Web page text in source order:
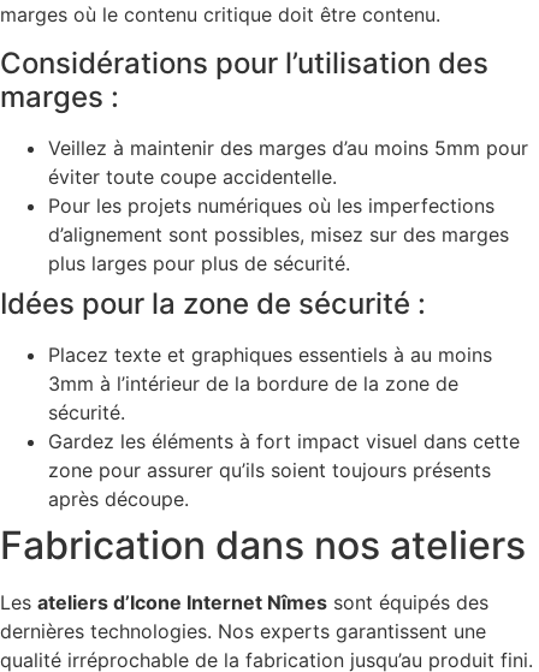
marges où le contenu critique doit être contenu.
Considérations pour l’utilisation des
marges :
Veillez à maintenir des marges d’au moins 5mm pour
éviter toute coupe accidentelle.
Pour les projets numériques où les imperfections
d’alignement sont possibles, misez sur des marges
plus larges pour plus de sécurité.
Idées pour la zone de sécurité :
Placez texte et graphiques essentiels à au moins
3mm à l’intérieur de la bordure de la zone de
sécurité.
Gardez les éléments à fort impact visuel dans cette
zone pour assurer qu’ils soient toujours présents
après découpe.
Fabrication dans nos ateliers
Les ateliers d’Icone Internet Nîmes sont équipés des
dernières technologies. Nos experts garantissent une
qualité irréprochable de la fabrication jusqu’au produit fini.